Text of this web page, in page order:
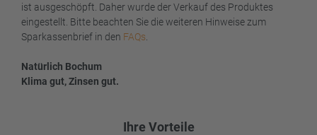
ist ausgeschöpft. Daher wurde der Verkauf des Produktes
eingestellt. Bitte beachten Sie die weiteren Hinweise zum
Sparkassenbrief in den FAQs
Natürlich Bochum
Klima gut, Zinsen gut.
Ihre Vorteile